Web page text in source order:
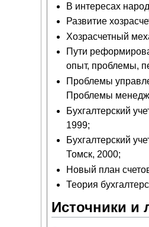
В интересах
Развитие
Хозрасчетный
Пути
опыт, проблемы,
Проблемы
Проблемы
Бухгалтерский
1999;
Бухгалтерский
Томск, 2000;
Новый план
Теория
Источники и